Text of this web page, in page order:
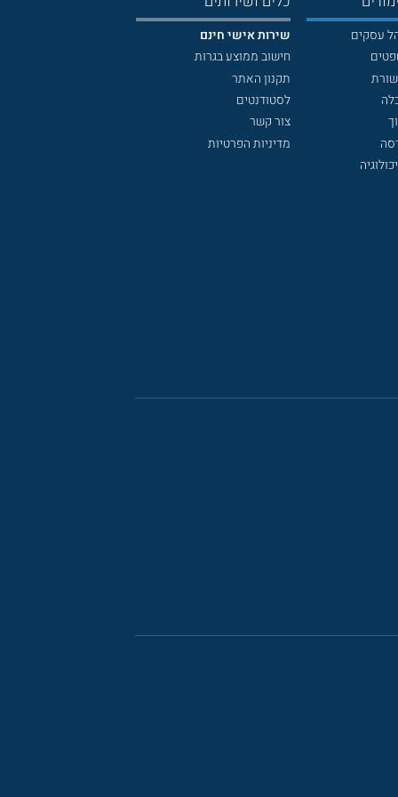
עסקים
שירות אישי חינם
חישוב ממוצע בגרות
תקנון האתר
לסטודנטים
צור קשר
מדיניות הפרטיות